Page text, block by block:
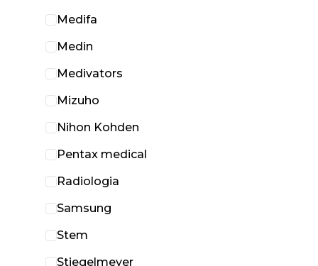
Medifa
Medin
Medivators
Mizuho
Nihon Kohden
Pentax medical
Radiologia
Samsung
Stem
Stiegelmeyer